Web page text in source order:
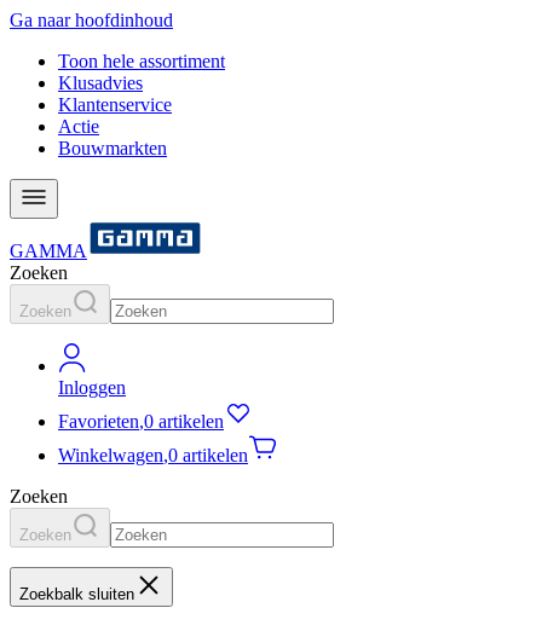
Ga naar hoofdinhoud
Toon hele assortiment
Klusadvies
Klantenservice
Actie
Bouwmarkten
GAMMA
Zoeken
Zoeken
Inloggen
Favorieten,0 artikelen
Winkelwagen,0 artikelen
Zoeken
Zoeken
Zoekbalk sluiten